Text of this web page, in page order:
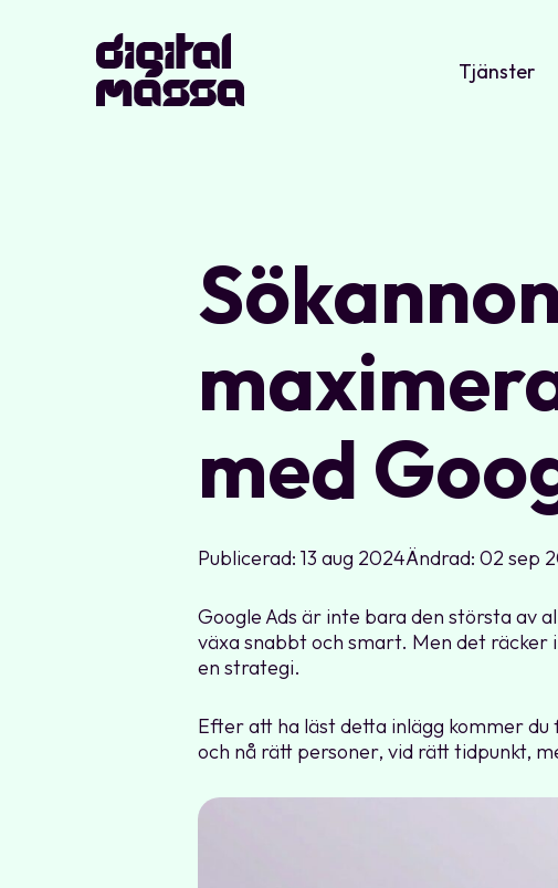
Tjänster
med
Publicerad: 13 aug 2024Ändrad: 02 sep
Google Ads är inte bara den största av
växa snabbt och smart. Men det räcker
en strategi.
Efter att ha läst detta inlägg kommer
och nå rätt personer, vid rätt tidpunkt,